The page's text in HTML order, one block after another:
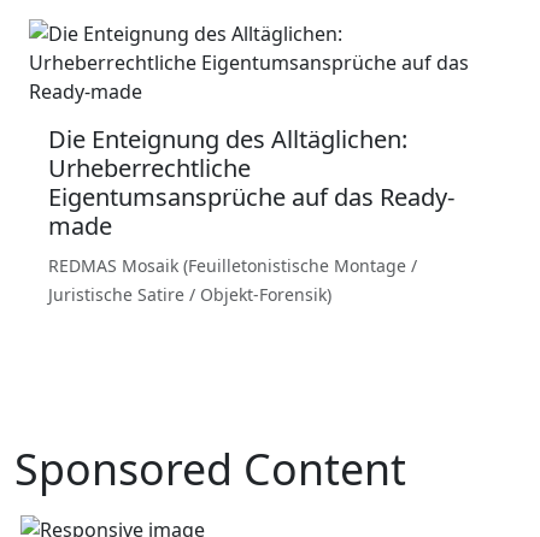
Die Enteignung des Alltäglichen:
Urheberrechtliche
Eigentumsansprüche auf das Ready-
made
REDMAS Mosaik (Feuilletonistische Montage /
Juristische Satire / Objekt-Forensik)
Sponsored Content